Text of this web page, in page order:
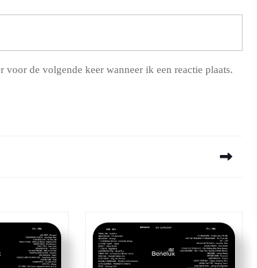
de volgende keer wanneer ik een reactie plaats.